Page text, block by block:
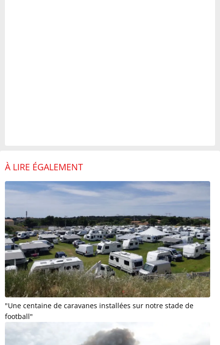
À LIRE ÉGALEMENT
"Une centaine de caravanes installées sur notre stade de
football"